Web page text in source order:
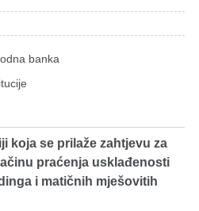
banka
koja se prilaže zahtjevu za
praćenja usklađenosti
i matičnih mješovitih